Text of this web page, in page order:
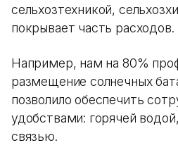
сельхозтехникой,
покрывает часть расходов.
Например, нам на 80%
размещение солнечных
позволило обеспечить
удобствами: горячей
связью.